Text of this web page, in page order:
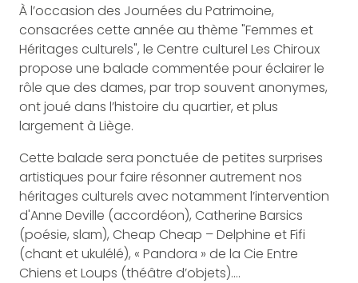
À l’occasion des Journées du Patrimoine,
consacrées cette année au thème "Femmes et
Héritages culturels", le Centre culturel Les Chiroux
propose une balade commentée pour éclairer le
rôle que des dames, par trop souvent anonymes,
ont joué dans l’histoire du quartier, et plus
largement à Liège.
Cette balade sera ponctuée de petites surprises
artistiques pour faire résonner autrement nos
héritages culturels avec notamment l’intervention
d'Anne Deville (accordéon), Catherine Barsics
(poésie, slam), Cheap Cheap – Delphine et Fifi
(chant et ukulélé), « Pandora » de la Cie Entre
Chiens et Loups (théâtre d’objets)….